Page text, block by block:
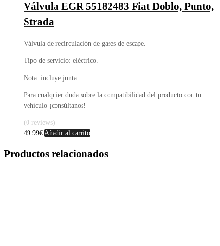
Válvula EGR 55182483 Fiat Doblo, Punto,
Strada
Válvula de recirculación de gases de escape.
Tipo de servicio: eléctrico.
Nota: incluye junta.
Para cualquier duda sobre la compatibilidad del producto con tu
vehículo ¡consúltanos!
(0 reviews)
49.99€ Añadir al carrito
Productos relacionados